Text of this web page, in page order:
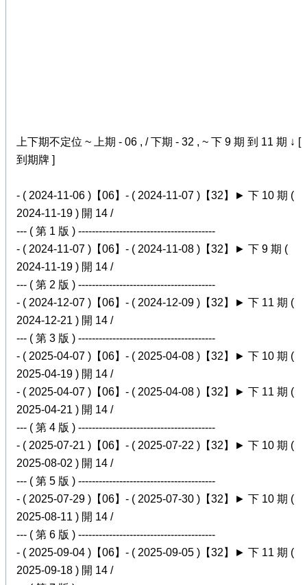
上下期不定位 ~ 上期 - 06 , / 下期 - 32 , ~ 下 9 期 到 11 期 ↓ [
到期牌 ]
- ( 2024-11-06 )【06】- ( 2024-11-07 )【32】► 下 10 期 (
2024-11-19 ) 開 14 /
--- ( 第 1 版 ) ----------------------------------------
- ( 2024-11-07 )【06】- ( 2024-11-08 )【32】► 下 9 期 (
2024-11-19 ) 開 14 /
--- ( 第 2 版 ) ----------------------------------------
- ( 2024-12-07 )【06】- ( 2024-12-09 )【32】► 下 11 期 (
2024-12-21 ) 開 14 /
--- ( 第 3 版 ) ----------------------------------------
- ( 2025-04-07 )【06】- ( 2025-04-08 )【32】► 下 10 期 (
2025-04-19 ) 開 14 /
- ( 2025-04-07 )【06】- ( 2025-04-08 )【32】► 下 11 期 (
2025-04-21 ) 開 14 /
--- ( 第 4 版 ) ----------------------------------------
- ( 2025-07-21 )【06】- ( 2025-07-22 )【32】► 下 10 期 (
2025-08-02 ) 開 14 /
--- ( 第 5 版 ) ----------------------------------------
- ( 2025-07-29 )【06】- ( 2025-07-30 )【32】► 下 10 期 (
2025-08-11 ) 開 14 /
--- ( 第 6 版 ) ----------------------------------------
- ( 2025-09-04 )【06】- ( 2025-09-05 )【32】► 下 11 期 (
2025-09-18 ) 開 14 /